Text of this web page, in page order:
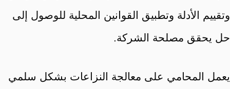
وتقييم الأدلة وتطبيق القوانين المحلية للوصول إلى
حل يحقق مصلحة الشركة.
يعمل المحامي على معالجة النزاعات بشكل سلمي